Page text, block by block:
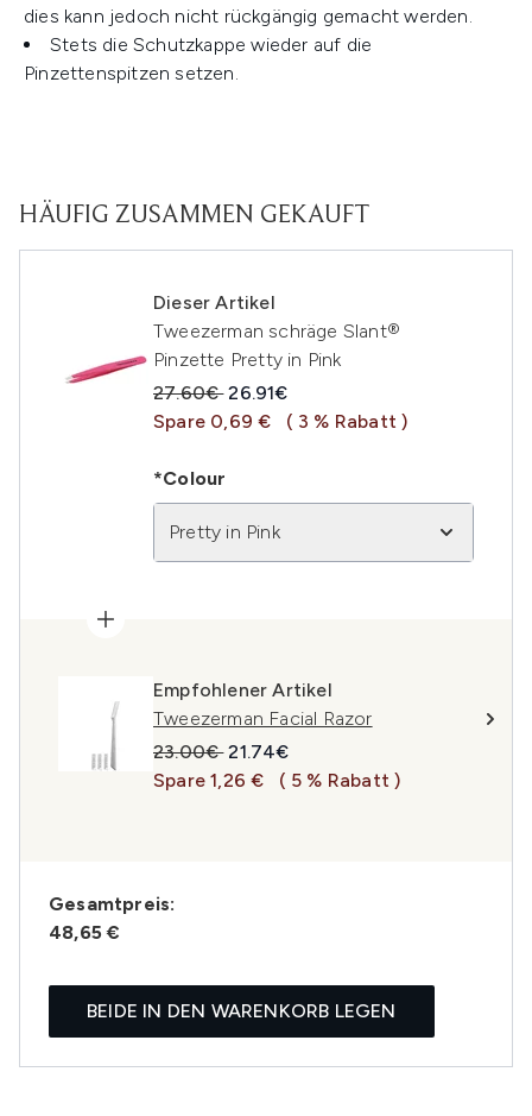
dies kann jedoch nicht rückgängig gemacht werden.
Stets die Schutzkappe wieder auf die
Pinzettenspitzen setzen.
HÄUFIG ZUSAMMEN GEKAUFT
Dieser Artikel
Tweezerman schräge Slant®
Pinzette Pretty in Pink
Unverbindliche Preisempfehlung:
27.60€Aktueller Preis:
26.91€
Spare 0,69 €
( 3 % Rabatt )
*Colour
Pretty in Pink
Empfohlener Artikel
Tweezerman Facial Razor
Unverbindliche Preisempfehlung:
23.00€Aktueller Preis:
21.74€
Spare 1,26 €
( 5 % Rabatt )
Gesamtpreis:
48,65 €
BEIDE IN DEN WARENKORB LEGEN